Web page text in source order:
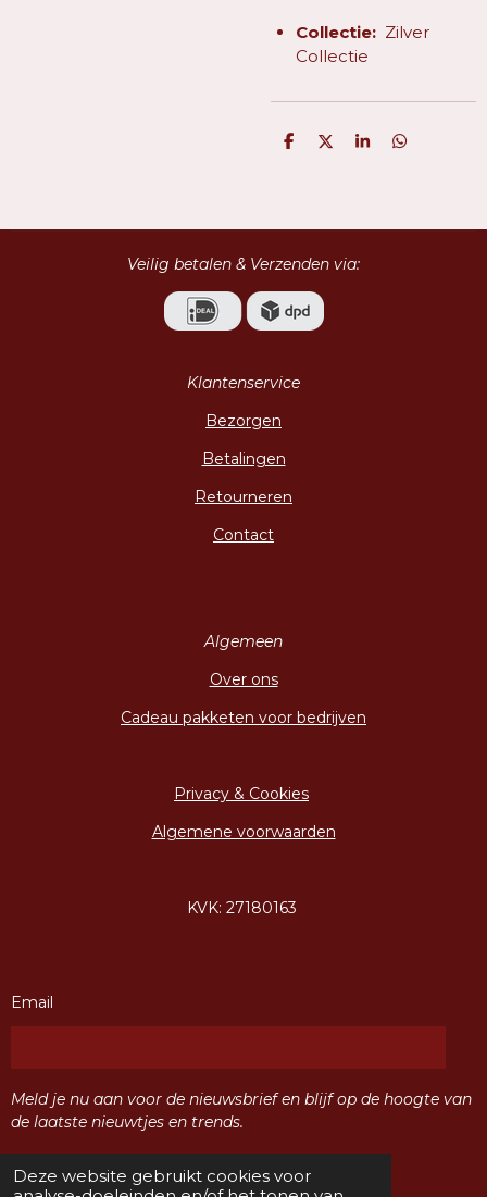
Deze website gebruikt cookies voor
Collectie:Zilver
Collectie
D
D
S
D
Veilig betalen & Verzenden via:
Klantenservice
Bezorgen
Betalingen
Retourneren
Contact
Algemeen
Over ons
Cadeau pakketen voor bedrijven
Privacy & Cookies
Algemene voorwaarden
KVK: 27180163
Email
Meld je nu aan voor de nieuwsbrief en blijf op de hoogte van
de laatste nieuwtjes en trends.
Verzenden